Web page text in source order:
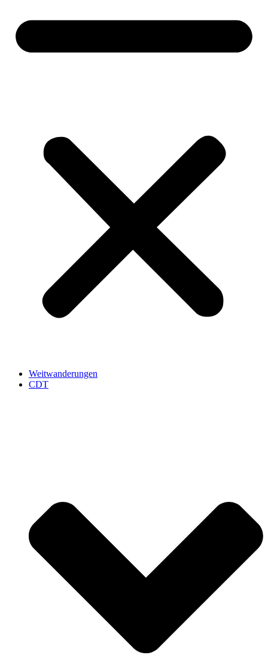
Weitwanderungen
CDT